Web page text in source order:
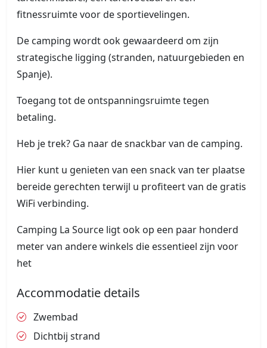
fitnessruimte voor de sportievelingen.
De camping wordt ook gewaardeerd om zijn
strategische ligging (stranden, natuurgebieden en
Spanje).
Toegang tot de ontspanningsruimte tegen
betaling.
Heb je trek? Ga naar de snackbar van de camping.
Hier kunt u genieten van een snack van ter plaatse
bereide gerechten terwijl u profiteert van de gratis
WiFi verbinding.
Camping La Source ligt ook op een paar honderd
meter van andere winkels die essentieel zijn voor
het
Accommodatie details
Zwembad
Dichtbij strand